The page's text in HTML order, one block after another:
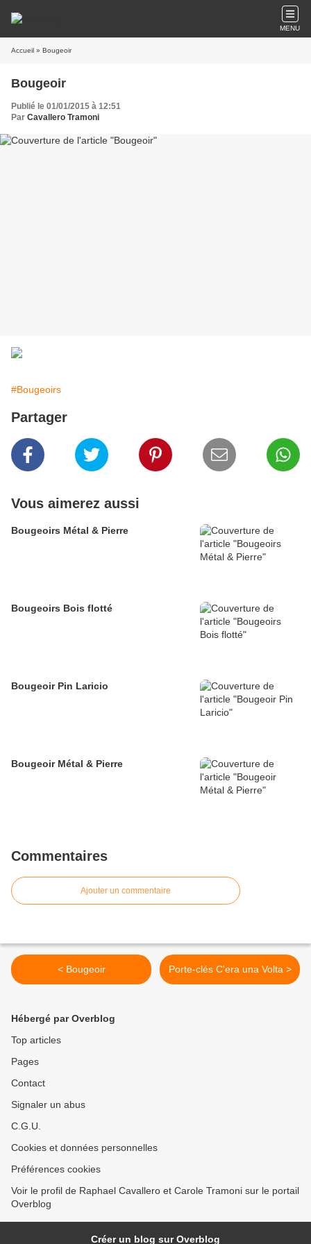
MENU
Accueil » Bougeoir
Bougeoir
Publié le 01/01/2015 à 12:51
Par Cavallero Tramoni
#Bougeoirs
Partager
Vous aimerez aussi
Bougeoirs Métal & Pierre
Bougeoirs Bois flotté
Bougeoir Pin Laricio
Bougeoir Métal & Pierre
Commentaires
Ajouter un commentaire
< Bougeoir Porte-clés C'era una Volta >
Hébergé par Overblog
Top articles
Pages
Contact
Signaler un abus
C.G.U.
Cookies et données personnelles
Préférences cookies
Voir le profil de Raphael Cavallero et Carole Tramoni sur le portail
Overblog
Créer un blog sur Overblog